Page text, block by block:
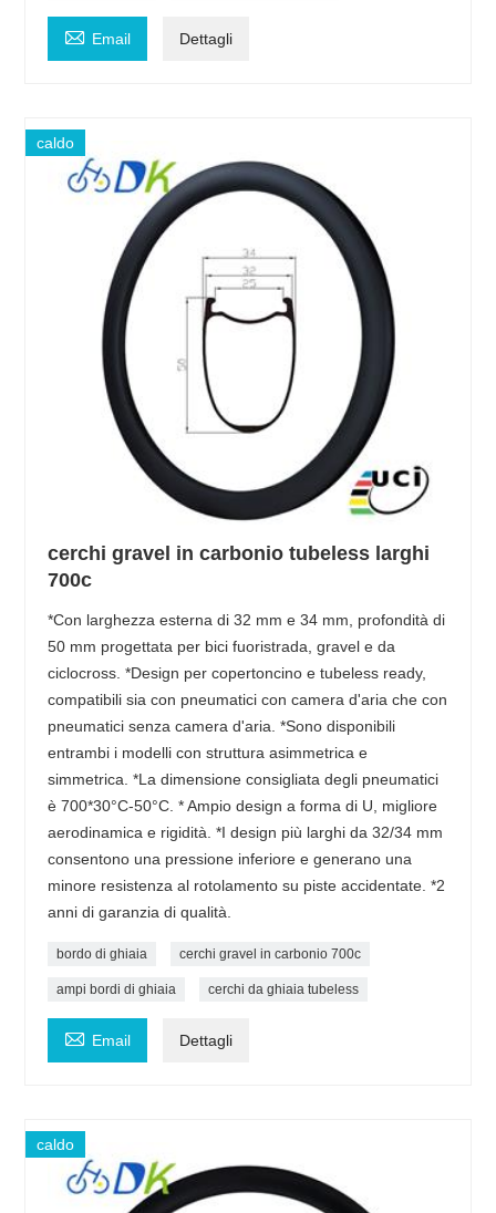
 Email Dettagli
caldo
cerchi gravel in carbonio tubeless larghi
700c
*Con larghezza esterna di 32 mm e 34 mm, profondità di
50 mm progettata per bici fuoristrada, gravel e da
ciclocross. *Design per copertoncino e tubeless ready,
compatibili sia con pneumatici con camera d'aria che con
pneumatici senza camera d'aria. *Sono disponibili
entrambi i modelli con struttura asimmetrica e
simmetrica. *La dimensione consigliata degli pneumatici
è 700*30°C-50°C. * Ampio design a forma di U, migliore
aerodinamica e rigidità. *I design più larghi da 32/34 mm
consentono una pressione inferiore e generano una
minore resistenza al rotolamento su piste accidentate. *2
anni di garanzia di qualità.
bordo di ghiaia cerchi gravel in carbonio 700c
ampi bordi di ghiaia cerchi da ghiaia tubeless
 Email Dettagli
caldo